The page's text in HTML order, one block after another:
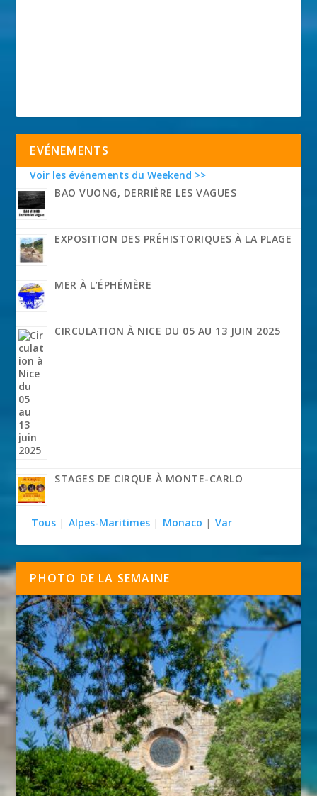
EVÉNEMENTS
Voir les événements du Weekend >>
BAO VUONG, DERRIÈRE LES VAGUES
EXPOSITION DES PRÉHISTORIQUES À LA PLAGE
MER À L’ÉPHÉMÈRE
CIRCULATION À NICE DU 05 AU 13 JUIN 2025
STAGES DE CIRQUE À MONTE-CARLO
Tous | Alpes-Maritimes | Monaco | Var
PHOTO DE LA SEMAINE